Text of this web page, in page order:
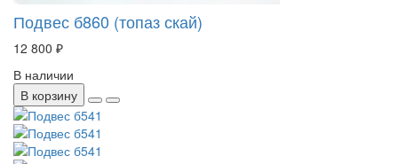
Подвес б860 (топаз скай)
12 800 ₽
В наличии
В корзину